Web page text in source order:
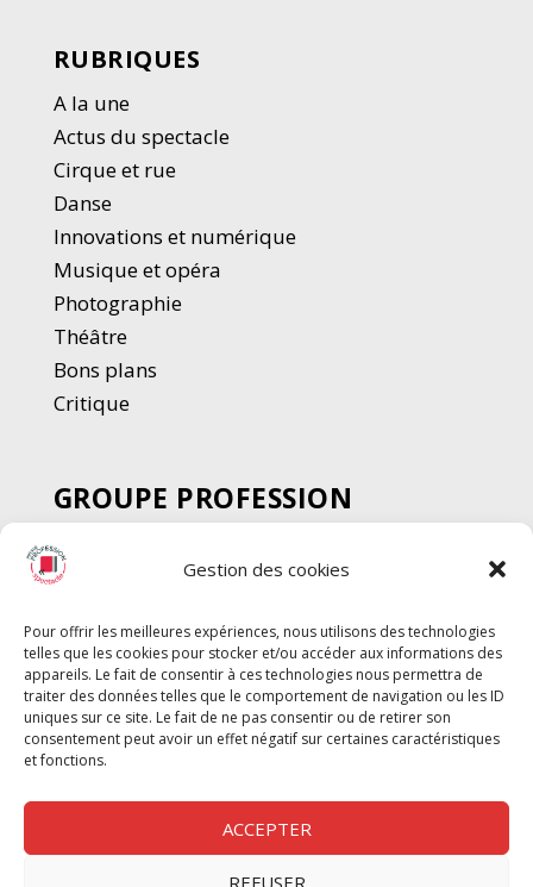
Gestion des cookies
Pour offrir les meilleures expériences, nous utilisons des technologies
telles que les cookies pour stocker et/ou accéder aux informations des
appareils. Le fait de consentir à ces technologies nous permettra de
traiter des données telles que le comportement de navigation ou les ID
uniques sur ce site. Le fait de ne pas consentir ou de retirer son
consentement peut avoir un effet négatif sur certaines caractéristiques
et fonctions.
ACCEPTER
REFUSER
RUBRIQUES
A la une
Actus du spectacle
Cirque et rue
Danse
Innovations et numérique
Musique et opéra
Photographie
Théâtre
Bons plans
Critique
GROUPE PROFESSION
SPECTACLE
Chèque Intermittents
Chèque Compta
Chèque Emploi Spectacle
G-Pods
Profession Audio-visuel